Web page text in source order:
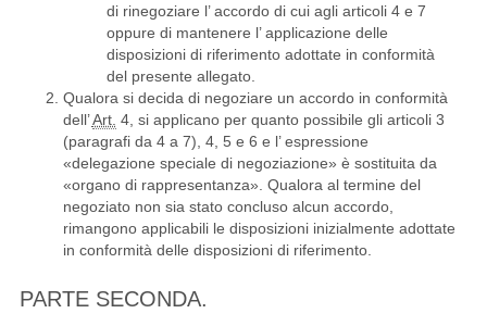
di rinegoziare l’ accordo di cui agli articoli 4 e 7
oppure di mantenere l’ applicazione delle
disposizioni di riferimento adottate in conformità
del presente allegato.
Qualora si decida di negoziare un accordo in conformità
dell’Art. 4, si applicano per quanto possibile gli articoli 3
(paragrafi da 4 a 7), 4, 5 e 6 e l’ espressione
«delegazione speciale di negoziazione» è sostituita da
«organo di rappresentanza». Qualora al termine del
negoziato non sia stato concluso alcun accordo,
rimangono applicabili le disposizioni inizialmente adottate
in conformità delle disposizioni di riferimento.
PARTE SECONDA.